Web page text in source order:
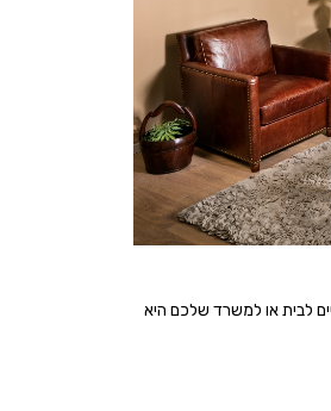
לבית או למשרד שלכם היא